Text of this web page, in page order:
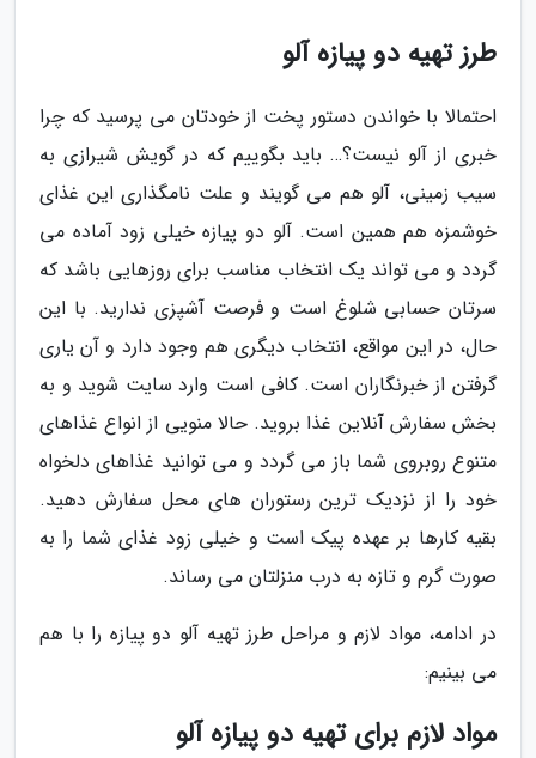
طرز تهیه دو پیازه آلو
احتمالا با خواندن دستور پخت از خودتان می پرسید که چرا
خبری از آلو نیست؟… باید بگوییم که در گویش شیرازی به
سیب زمینی، آلو هم می گویند و علت نامگذاری این غذای
خوشمزه هم همین است. آلو دو پیازه خیلی زود آماده می
گردد و می تواند یک انتخاب مناسب برای روزهایی باشد که
سرتان حسابی شلوغ است و فرصت آشپزی ندارید. با این
حال، در این مواقع، انتخاب دیگری هم وجود دارد و آن یاری
گرفتن از خبرنگاران است. کافی است وارد سایت شوید و به
بخش سفارش آنلاین غذا بروید. حالا منویی از انواع غذاهای
متنوع روبروی شما باز می گردد و می توانید غذاهای دلخواه
خود را از نزدیک ترین رستوران های محل سفارش دهید.
بقیه کارها بر عهده پیک است و خیلی زود غذای شما را به
صورت گرم و تازه به درب منزلتان می رساند.
در ادامه، مواد لازم و مراحل طرز تهیه آلو دو پیازه را با هم
می بینیم:
مواد لازم برای تهیه دو پیازه آلو